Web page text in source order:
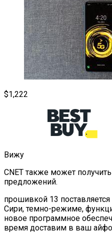
$1,222
Вижу
CNET также может
предложений.
прошивкой 13
Сири, темно-режиме,
новое программное
время доставим в ваш